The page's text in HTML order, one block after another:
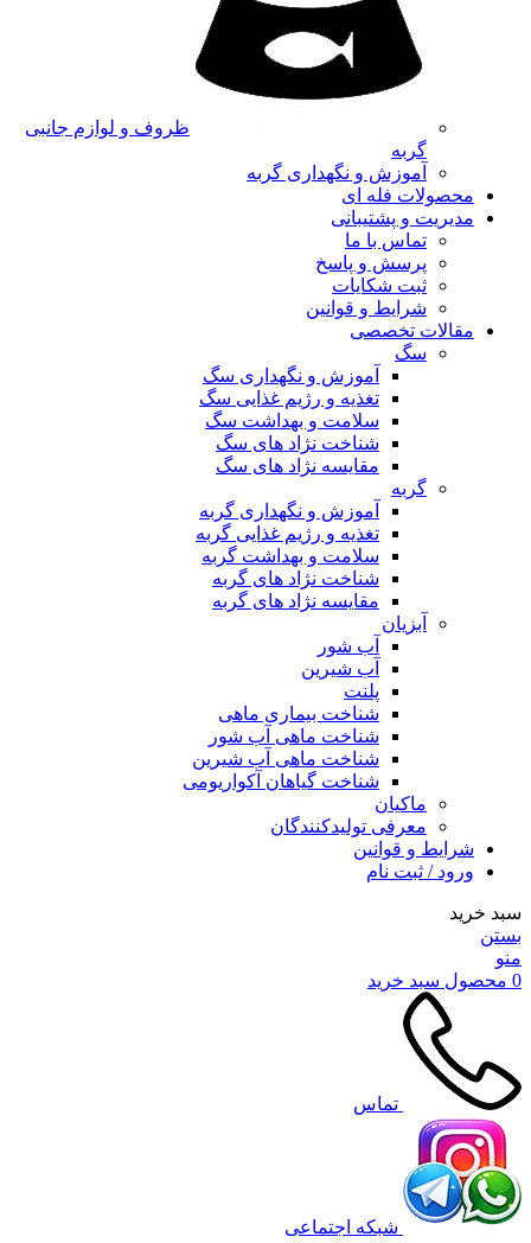
ظروف و لوازم جانبی
گربه
آموزش و نگهداری گربه
محصولات فله ای
مدیریت و پشتیبانی
تماس با ما
پرسش و پاسخ
ثبت شکایات
شرایط و قوانین
مقالات تخصصی
سگ
آموزش و نگهداری سگ
تغذیه و رژیم غذایی سگ
سلامت و بهداشت سگ
شناخت نژاد های سگ
مقایسه نژاد های سگ
گربه
آموزش و نگهداری گربه
تغذیه و رژیم غذایی گربه
سلامت و بهداشت گربه
شناخت نژاد های گربه
مقایسه نژاد های گربه
آبزیان
آب شور
آب شیرین
پلنت
شناخت بیماری ماهی
شناخت ماهی آب شور
شناخت ماهی آب شیرین
شناخت گیاهان آکواریومی
ماکیان
معرفی تولیدکنندگان
شرایط و قوانین
ورود / ثبت نام
سبد خرید
بستن
منو
0 محصول سبد خرید
تماس
شبکه اجتماعی